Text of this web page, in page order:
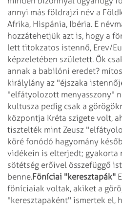
annyi más földrajzi név a
Afrika, Hispánia, Ibéria. E
hozzátehetjük azt is, hogy a
lett titokzatos istennő, Erev/
képzeletében született. Ők
annak a babilóni eredet?
királylány az "éjszaka
"elfátyolozott menyasszony"
kultusza pedig csak a
központja Kréta szigete volt,
tisztelték mint Zeusz
köré fonódó hagyomány
vidékein is elterjedt; gyakorta
sötétség erőivel összefüggő
benne.Föníciai "keresztapák"
föníciaiak voltak, akiket a
"keresztapaként" ismertek el,